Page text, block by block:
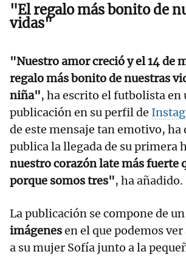
"El regalo más bonito de
vidas"
"Nuestro amor creció y el 14 de
regalo más bonito de nuestras
niña", ha escrito el futbolista en
publicación en su perfil de
de este mensaje tan emotivo, ha
publica la llegada de su primera
nuestro corazón late más fuerte
porque somos tres", ha añadido.
La publicación se compone de un
imágenesen el que podemos
a su mujer Sofía junto a la